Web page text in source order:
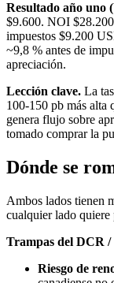
Resultado año uno
$9.600. NOI
impuestos $9.200
~9,8 % antes de
apreciación.
Lección clave. La
100-150 pb más alta
genera flujo sobre
tomado comprar la
Dónde se
Ambos lados tienen
cualquier lado quiere
Trampas del DCR /
Riesgo de